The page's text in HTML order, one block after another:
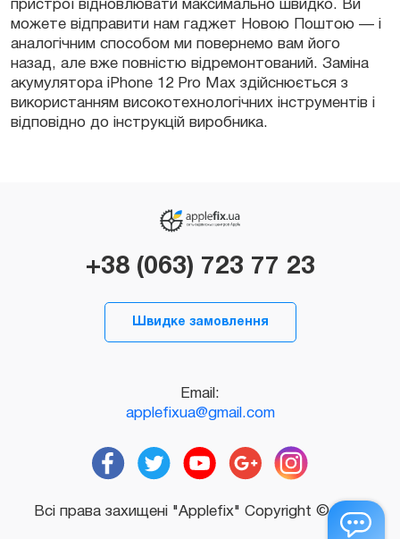
пристрої відновлювати максимально швидко. Ви
можете відправити нам гаджет Новою Поштою — і
аналогічним способом ми повернемо вам його
назад, але вже повністю відремонтований. Заміна
акумулятора iPhone 12 Pro Max здійснюється з
використанням високотехнологічних інструментів і
відповідно до інструкцій виробника.
+38 (063) 723 77 23
Швидке замовлення
Email:
applefixua@gmail.com
Всі права захищені "Applefix" Copyright © 2026